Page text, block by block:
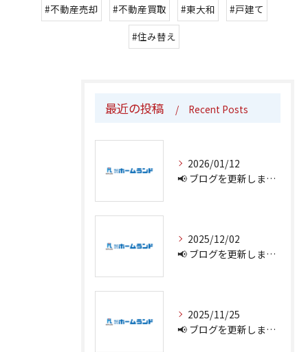
#不動産売却 #不動産買取 #東大和
#戸建て
#住み替え
最近の投稿 Recent Posts
2026/01/12
📢 ブログを更新しました！
2025/12/02
📢 ブログを更新しました！
2025/11/25
📢 ブログを更新しました！